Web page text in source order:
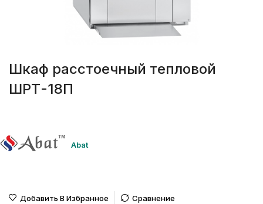
Шкаф расстоечный тепловой
ШРТ-18П
Abat
Добавить В Избранное Сравнение